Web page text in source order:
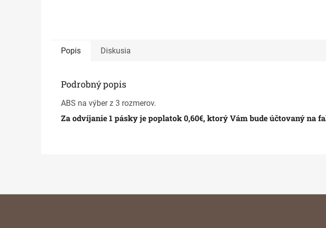
Popis Diskusia
Podrobný popis
ABS na výber z 3 rozmerov.
Za odvíjanie 1 pásky je poplatok 0,60€, ktorý Vám bude účtovaný na